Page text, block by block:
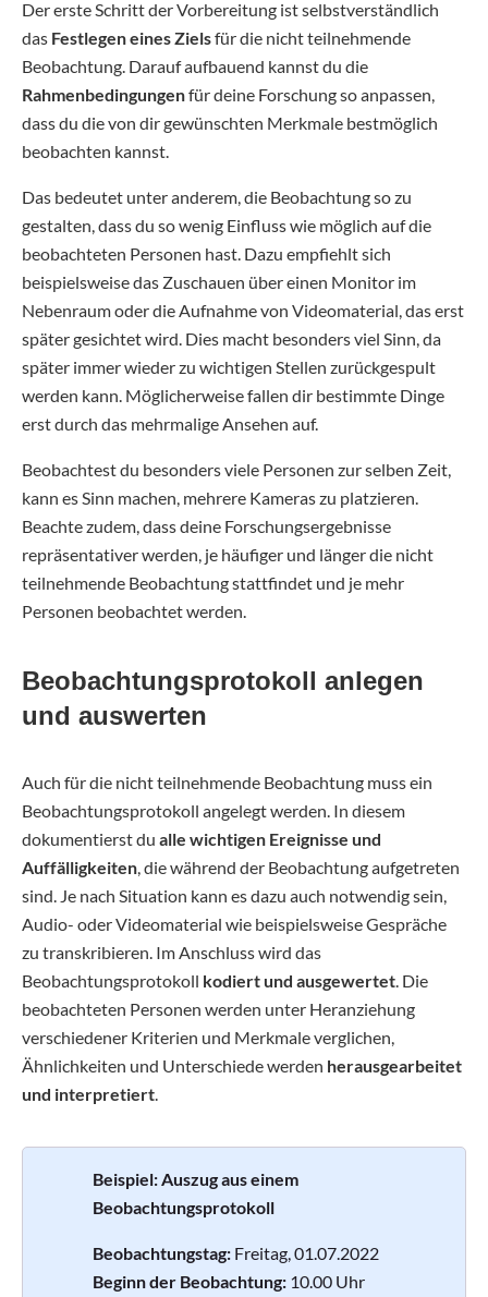
Der erste Schritt der Vorbereitung ist selbstverständlich
das Festlegen eines Zielsfür die nicht teilnehmende
Beobachtung. Darauf aufbauend kannst du die
Rahmenbedingungenfür deine Forschung so anpassen,
dass du die von dir gewünschten Merkmale bestmöglich
beobachten kannst.
Das bedeutet unter anderem, die Beobachtung so zu
gestalten, dass du so wenig Einfluss wie möglich auf die
beobachteten Personen hast. Dazu empfiehlt sich
beispielsweise das Zuschauen über einen Monitor im
Nebenraum oder die Aufnahme von Videomaterial, das erst
später gesichtet wird. Dies macht besonders viel Sinn, da
später immer wieder zu wichtigen Stellen zurückgespult
werden kann. Möglicherweise fallen dir bestimmte Dinge
erst durch das mehrmalige Ansehen auf.
Beobachtest du besonders viele Personen zur selben Zeit,
kann es Sinn machen, mehrere Kameras zu platzieren.
Beachte zudem, dass deine Forschungsergebnisse
repräsentativer werden, je häufiger und länger die nicht
teilnehmende Beobachtung stattfindet und je mehr
Personen beobachtet werden.
Beobachtungsprotokoll anlegen
und auswerten
Auch für die nicht teilnehmende Beobachtung muss ein
Beobachtungsprotokoll angelegt werden. In diesem
dokumentierst du alle wichtigen Ereignisse und
Auffälligkeiten , die während der Beobachtung aufgetreten
sind. Je nach Situation kann es dazu auch notwendig sein,
Audio- oder Videomaterial wie beispielsweise Gespräche
zu transkribieren. Im Anschluss wird das
Beobachtungsprotokoll kodiert und ausgewertet . Die
beobachteten Personen werden unter Heranziehung
verschiedener Kriterien und Merkmale verglichen,
Ähnlichkeiten und Unterschiede werden herausgearbeitet
und interpretiert
Beispiel: Auszug aus einem
Beobachtungsprotokoll
Beobachtungstag: Freitag, 01.07.2022
Beginn der Beobachtung: 10.00 Uhr